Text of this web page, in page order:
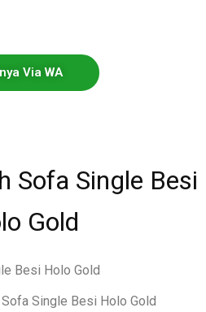
Via WA
Sofa Single Besi
Gold
Single Besi Holo Gold